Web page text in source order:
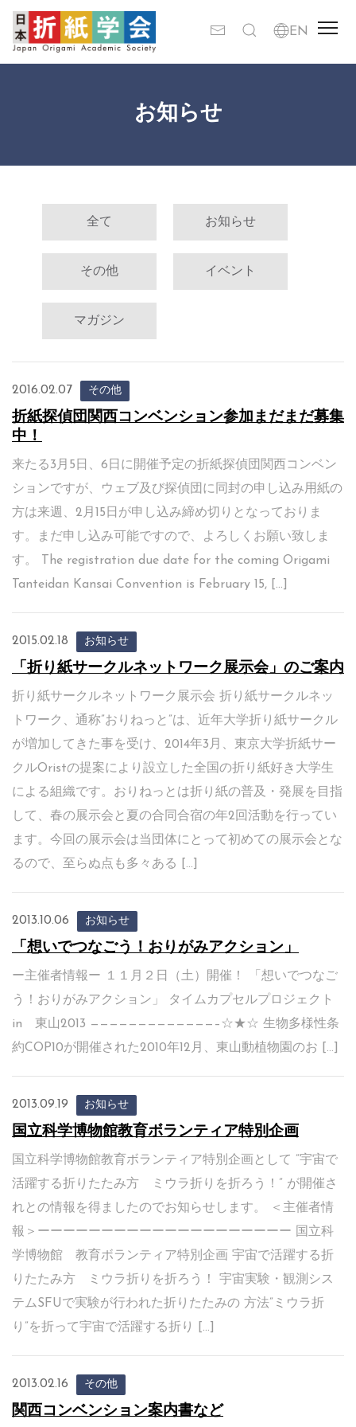
お知らせ
全て お知らせ
その他 イベント
マガジン
2016.02.07 その他
折紙探偵団関西コンベンション参加まだまだ募集
中！
来たる3月5日、6日に開催予定の折紙探偵団関西コンベン
ションですが、ウェブ及び探偵団に同封の申し込み用紙の
方は来週、2月15日が申し込み締め切りとなっておりま
す。まだ申し込み可能ですので、よろしくお願い致しま
す。 The registration due date for the coming Origami
Tanteidan Kansai Convention is February 15, […]
2015.02.18 お知らせ
「折り紙サークルネットワーク展示会」のご案内
折り紙サークルネットワーク展示会 折り紙サークルネッ
トワーク、通称”おりねっと”は、近年大学折り紙サークル
が増加してきた事を受け、2014年3月、東京大学折紙サー
クルOristの提案により設立した全国の折り紙好き大学生
による組織です。おりねっとは折り紙の普及・発展を目指
して、春の展示会と夏の合同合宿の年2回活動を行ってい
ます。今回の展示会は当団体にとって初めての展示会とな
るので、至らぬ点も多々ある […]
2013.10.06 お知らせ
「想いでつなごう！おりがみアクション」
ー主催者情報ー １１月２日（土）開催！ 「想いでつなご
う！おりがみアクション」 タイムカプセルプロジェクト
in 東山2013 —————————————–☆★☆ 生物多様性条
約COP10が開催された2010年12月、東山動植物園のお […]
2013.09.19 お知らせ
国立科学博物館教育ボランティア特別企画
国立科学博物館教育ボランティア特別企画として ”宇宙で
活躍する折りたたみ方 ミウラ折りを折ろう！” が開催さ
れとの情報を得ましたのでお知らせします。 ＜主催者情
報＞ーーーーーーーーーーーーーーーーーーーー 国立科
学博物館 教育ボランティア特別企画 宇宙で活躍する折
りたたみ方 ミウラ折りを折ろう！ 宇宙実験・観測シス
テムSFUで実験が行われた折りたたみの 方法”ミウラ折
り”を折って宇宙で活躍する折り […]
2013.02.16 その他
関西コンベンション案内書など